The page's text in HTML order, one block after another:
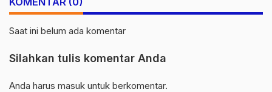
Saat ini belum ada komentar
Silahkan tulis komentar Anda
Anda harus masuk untuk berkomentar.